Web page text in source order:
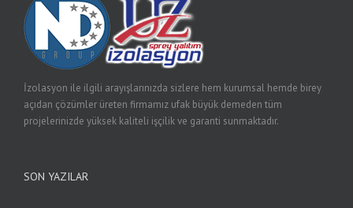
İzolasyon ile ilgili arayışlarınızda sizlere hem kurumsal hemde birey
açıdan çözümler üreten firmamız ufak büyük demeden tüm
projelerinizde yüksek kaliteli işçilik ve garanti sunmaktadır.
SON YAZILAR